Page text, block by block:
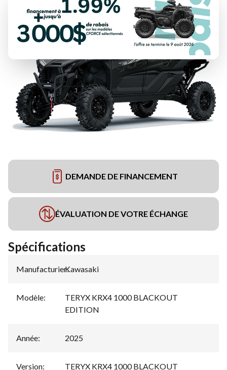
DEMANDE DE FINANCEMENT
ÉVALUATION DE VOTRE ÉCHANGE
Spécifications
Manufacturier:
Kawasaki
Modèle:
TERYX KRX4 1000 BLACKOUT
EDITION
Année: 2025
Version:
TERYX KRX4 1000 BLACKOUT